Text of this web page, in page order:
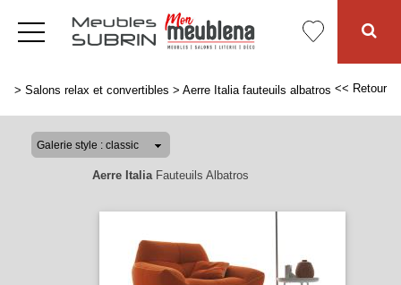
> Salons relax et convertibles > Aerre Italia fauteuils albatros << Retour
Aerre ItaliaFauteuils Albatros